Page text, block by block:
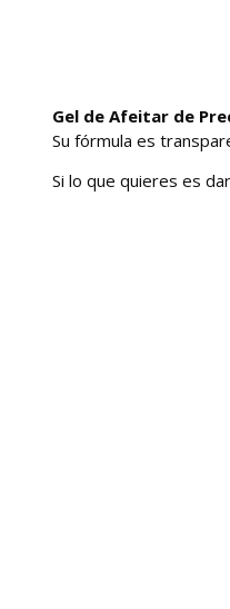
Gel de Afeitar de
Su fórmula es
Si lo que quieres es